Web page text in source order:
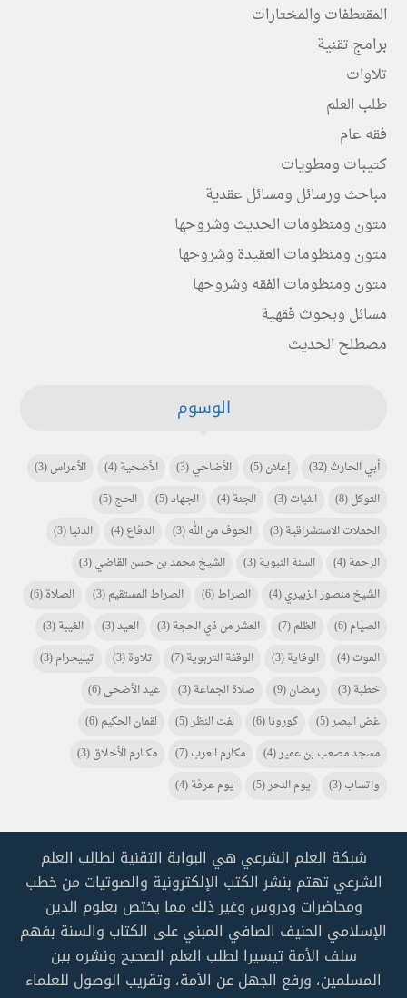
المقتطفات والمختارات
برامج تقنية
تلاوات
طلب العلم
فقه عام
كتيبات ومطويات
مباحث ورسائل ومسائل عقدية
متون ومنظومات الحديث وشروحها
متون ومنظومات العقيدة وشروحها
متون ومنظومات الفقه وشروحها
مسائل وبحوث فقهية
مصطلح الحديث
الوسوم
أبي الحارث(32) إعلان(5) الأضاحي(3) الأضحية(4) الأعراس(3)
التوكل(8) الثبات(3) الجنة(4) الجهاد(5) الحج(5)
الحملات الاستشراقية(3) الخوف من الله(3) الدفاع(4) الدنيا(3)
الرحمة(4) السنة النبوية(3) الشيخ محمد بن حسن القاضي(3)
الشيخ منصور الزبيري(4) الصراط(6) الصراط المستقيم(3) الصلاة(6)
الصيام(6) الظلم(7) العشر من ذي الحجة(3) العيد(3) الغيبة(3)
الموت(4) الوقاية(3) الوقفة التربوية(7) تلاوة(3) تيليجرام(3)
خطبة(3) رمضان(9) صلاة الجماعة(3) عيد الأضحى(6)
غض البصر(5) كورونا(6) لفت النظر(5) لقمان الحكيم(6)
مسجد مصعب بن عمير(4) مكارم العرب(7) مكـــارم الأخلاق(3)
واتساب(3) يوم النحر(5) يوم عرفة(4)
شبكة العلم الشرعي هي البوابة التقنية لطالب العلم
الشرعي تهتم بنشر الكتب الإلكترونية والصوتيات من خطب
ومحاضرات ودروس وغير ذلك مما يختص بعلوم الدين
الإسلامي الحنيف الصافي المبني على الكتاب والسنة بفهم
سلف الأمة تيسيرا لطلب العلم الصحيح ونشره بين
المسلمين، ورفع الجهل عن الأمة، وتقريب الوصول للعلماء